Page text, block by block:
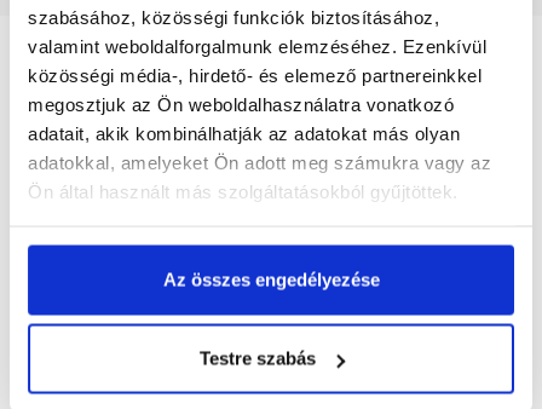
szabásához, közösségi funkciók biztosításához,
valamint weboldalforgalmunk elemzéséhez. Ezenkívül
közösségi média-, hirdető- és elemező partnereinkkel
megosztjuk az Ön weboldalhasználatra vonatkozó
adatait, akik kombinálhatják az adatokat más olyan
adatokkal, amelyeket Ön adott meg számukra vagy az
Ön által használt más szolgáltatásokból gyűjtöttek.
Az összes engedélyezése
Testre szabás
Részletes leírás
(2)